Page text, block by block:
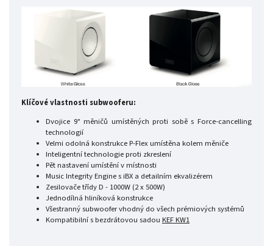
Klíčové vlastnosti subwooferu:
Dvojice 9" měničů umístěných proti sobě s Force-cancelling
technologií
Velmi odolná konstrukce P-Flex umístěna kolem měniče
Inteligentní technologie proti zkreslení
Pět nastavení umístění v místnosti
Music Integrity Engine s iBX a detailním ekvalizérem
Zesilovače třídy D - 1000W (2 x 500W)
Jednodílná hliníková konstrukce
Všestranný subwoofer vhodný do všech prémiových systémů
Kompatibilní s bezdrátovou sadou KEF KW1